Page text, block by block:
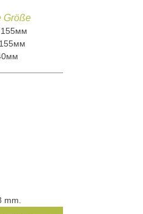
Größe
155мм
155мм
mm.